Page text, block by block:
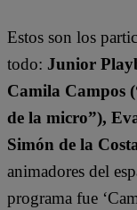
Estos son los
todo: Junior
Camila Campos
de la micro”),
Simón de la
animadores del
programa fue